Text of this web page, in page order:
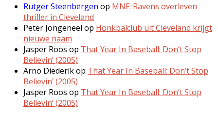
Rutger Steenbergen op MNF: Ravens overleven
thriller in Cleveland
Peter Jongeneel op Honkbalclub uit Cleveland krijgt
nieuwe naam
Jasper Roos op That Year In Baseball: Don’t Stop
Believin’ (2005)
Arno Diederikop That Year In Baseball: Don’t Stop
Believin’ (2005)
Jasper Roos op That Year In Baseball: Don’t Stop
Believin’ (2005)